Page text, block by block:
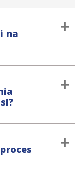
na
sądu. Jeśli
oczekiwanych
wynosi